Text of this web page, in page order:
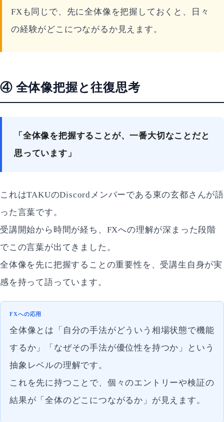
FXも同じで、先に全体像を把握しておくと、日々
の経験がどこにつながるか見えます。
④ 全体像把握と往復思考
「全体像を把握することが、一番大切なことだと
思っています」
これはTAKUのDiscordメンバーである東の玄都さんが語
った言葉です。
受講開始から時間が経ち、FXへの理解が深まった段階
でこの言葉が出てきました。
全体像を先に把握することの重要性を、受講生自身が実
感を持って語っています。
FXへの応用
全体像とは「自分の手法がどういう相場状態で機能
するか」「なぜその手法が優位性を持つか」という
抽象レベルの理解です。
これを先に持つことで、個々のエントリーや検証の
結果が「全体のどこにつながるか」が見えます。